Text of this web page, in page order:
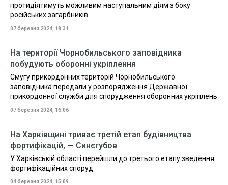
протидіятимуть можливим наступальним діям з боку
російських загарбників
07 березня 2024, 18:31
На території Чорнобильського заповідника
побудують оборонні укріплення
Смугу прикордонних територій Чорнобильського
заповідника передали у розпорядження Державної
прикордонної служби для спорудження оборонних укріплень
07 березня 2024, 16:06
На Харківщині триває третій етап будівництва
фортифікацій, — Синєгубов
У Харківській області перейшли до третього етапу зведення
фортифікаційних споруд
04 березня 2024, 15:09